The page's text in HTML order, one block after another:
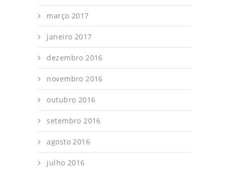
março 2017
janeiro 2017
dezembro 2016
novembro 2016
outubro 2016
setembro 2016
agosto 2016
julho 2016